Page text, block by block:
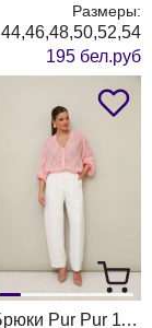
Размеры:
44,46,48,50,52,54
195 бел.руб
Брюки Pur Pur 11-481